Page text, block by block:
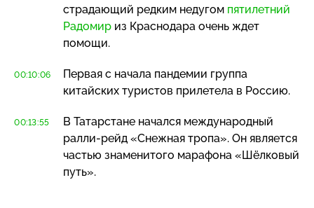
страдающий редким недугом пятилетний
Радомир из Краснодара очень ждет
помощи.
00:10:06
Первая с начала пандемии группа
китайских туристов прилетела в Россию.
00:13:55
В Татарстане начался международный
ралли-рейд «Снежная тропа». Он является
частью знаменитого марафона «Шёлковый
путь».